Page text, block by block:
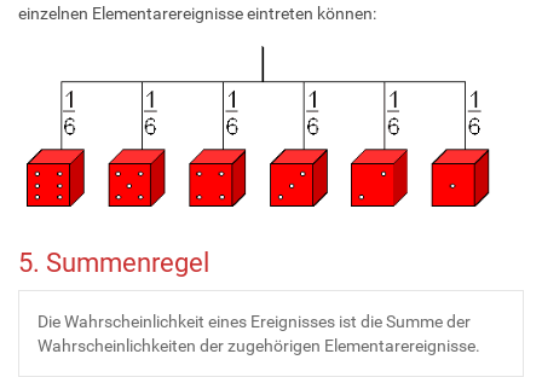
einzelnen Elementarereignisse eintreten können:
5. Summenregel
Die Wahrscheinlichkeit eines Ereignisses ist die Summe der
Wahrscheinlichkeiten der zugehörigen Elementarereignisse.